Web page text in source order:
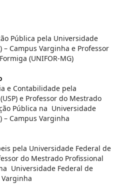
Pública pela Universidade
– Campus Varginha e Professor
(UNIFOR-MG)
e Contabilidade pela
e Professor do Mestrado
Pública na Universidade
– Campus Varginha
pela Universidade Federal de
do Mestrado Profissional
Universidade Federal de
Varginha